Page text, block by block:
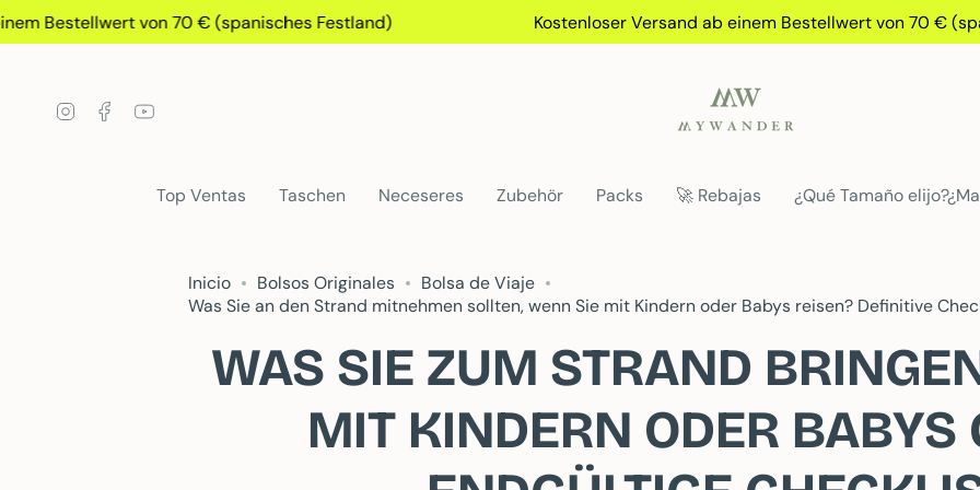
Gehen
Sie
von 70 € (spanisches Festland) Kostenloser Versand ab einem Bestellwert von 70 €
InstagramFacebook
Top Ventas Taschen Neceseres Zubehör Packs 🚀 Rebajas ¿Qué Tamaño
Inicio Bolsos Originales
Bolsa de Viaje
Was Sie an den Strand mitnehmen sollten, wenn Sie mit Kindern oder Babys reisen? Definitive
WAS SIE ZUM STRAND
MIT KINDERN ODER BABYS